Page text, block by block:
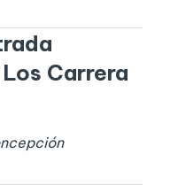
Carrera